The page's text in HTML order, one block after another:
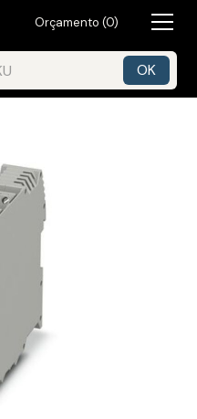
Orçamento (0)